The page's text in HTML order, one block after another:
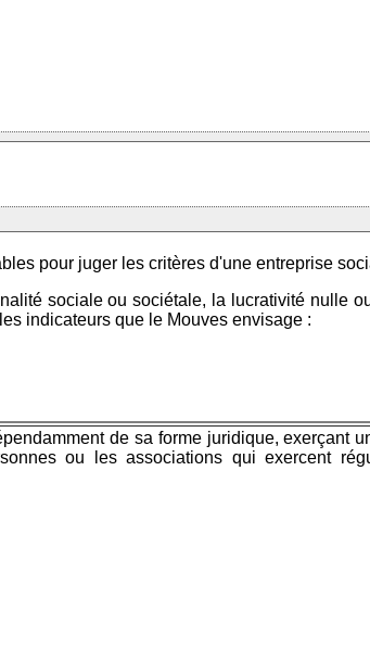
pour juger les critères d'une entreprise
sociale ou sociétale, la lucrativité nulle
indicateurs que le Mouves envisage :
de sa forme juridique, exerçant
ou les associations qui exercent